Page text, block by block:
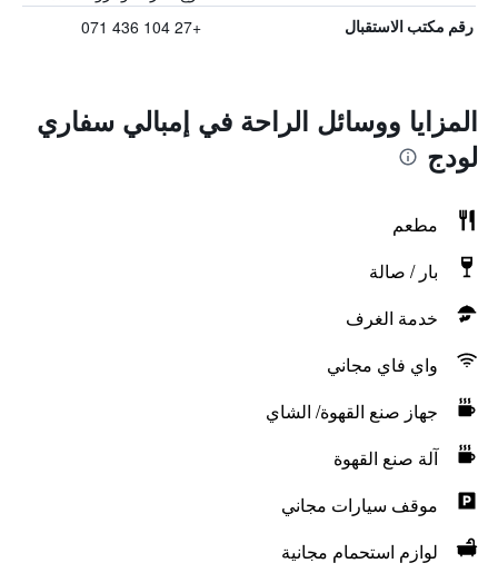
رقم مكتب الاستقبال +27 104 436 071
المزايا ووسائل الراحة في إمبالي سفاري
لودج
مطعم
بار / صالة
خدمة الغرف
واي فاي مجاني
جهاز صنع القهوة/ الشاي
آلة صنع القهوة
موقف سيارات مجاني
لوازم استحمام مجانية